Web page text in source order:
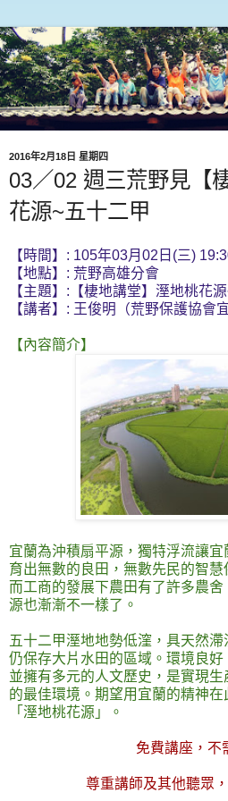
2016年2月18日 星期四
03／02 週三荒野見【
花源~五十二甲
【時間】: 105年03月02日(三)
【地點】: 荒野高雄分會
【主題】:【棲地講堂】溼地桃花
【講者】: 王俊明（荒野保護協會
【內容簡介】
宜蘭為沖積扇平源，獨特浮流讓
育出無數的良田，無數先民的智慧
而工商的發展下農田有了許多農
源也漸漸不一樣了。
五十二甲溼地地勢低漥，具天然
仍保存大片水田的區域。環境良好
並擁有多元的人文歷史，是實現
的最佳環境。期望用宜蘭的精神
「溼地桃花源」。
免費講座，不
尊重講師及其他聽眾